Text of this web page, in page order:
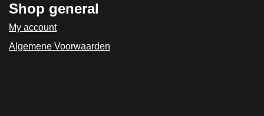
Shop general
My account
Algemene Voorwaarden